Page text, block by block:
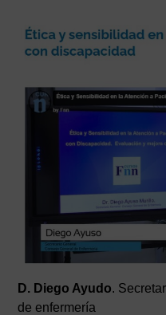
D. Diego Ayudo.
de enfermería